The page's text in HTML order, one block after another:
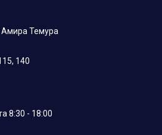
Амира Темура
140
8:30 - 18:00